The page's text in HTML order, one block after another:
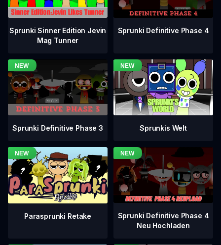
Sprunki Sinner Edition Jevin
Mag Tunner
Sprunki Definitive Phase 4
Sprunki Definitive Phase 3 Sprunkis Welt
Parasprunki Retake
Sprunki Definitive Phase 4
Neu Hochladen